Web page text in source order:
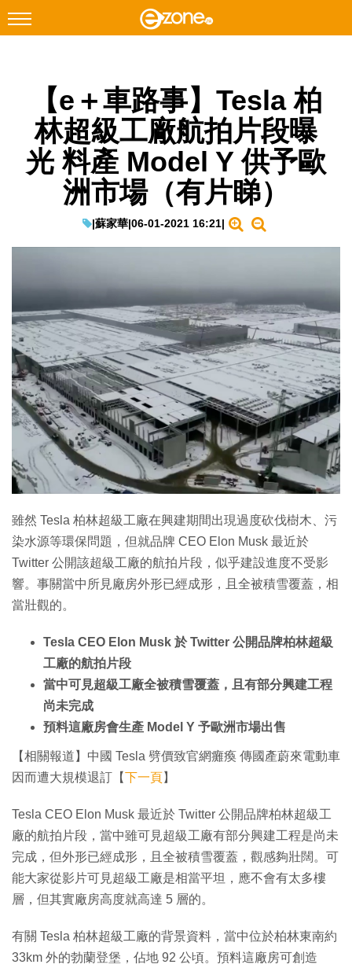
Facebook Instagram
科技焦點
網絡生活
EduTech
生成式AI與雲端應用
Enterprise Digital Transformation
特集
【e＋車路事】Tesla 柏
林超級工廠航拍片段曝
光 料產 Model Y 供予歐
洲市場（有片睇）
|蘇家華|06-01-2021 16:21|
雖然 Tesla 柏林超級工廠在興建期間出現過度砍伐樹木、污
染水源等環保問題，但就品牌 CEO Elon Musk 最近於
Twitter 公開該超級工廠的航拍片段，似乎建設進度不受影
響。事關當中所見廠房外形已經成形，且全被積雪覆蓋，相
當壯觀的。
Tesla CEO Elon Musk 於 Twitter 公開品牌柏林超級
工廠的航拍片段
當中可見超級工廠全被積雪覆蓋，且有部分興建工程
尚未完成
預料這廠房會生產 Model Y 予歐洲市場出售
【相關報道】中國 Tesla 劈價致官網癱瘓 傳國產蔚來電動車
因而遭大規模退訂【下一頁】
Tesla CEO Elon Musk 最近於 Twitter 公開品牌柏林超級工
廠的航拍片段，當中雖可見超級工廠有部分興建工程是尚未
完成，但外形已經成形，且全被積雪覆蓋，觀感夠壯闊。可
能大家從影片可見超級工廠是相當平坦，應不會有太多樓
層，但其實廠房高度就高達 5 層的。
有關 Tesla 柏林超級工廠的背景資料，當中位於柏林東南約
33km 外的勃蘭登堡，佔地 92 公頃。預料這廠房可創造